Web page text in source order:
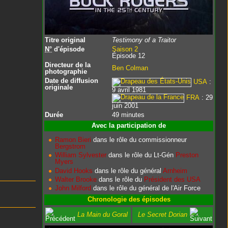
Titre original
Testimony of a Traitor
N° d'épisode
Saison 2
Épisode 12
Directeur de la
photographie
Ben Colman
Date de diffusion
originale
USA :
9 avril 1981
FRA : 29
juin 2001
Durée
49 minutes
Avec la participation de
Ramon Bieri dans le rôle du commissionneur
Bergstrom
William Sylvester dans le rôle du Lt-Gén Preston
Myers
David Hooks dans le rôle du généralArnheim
Walter Brooke dans le rôle du Président des USA
John Milford dans le rôle du général de l'Air Force
Chronologie des épisodes
La Main du Goral Le Secret Dorian